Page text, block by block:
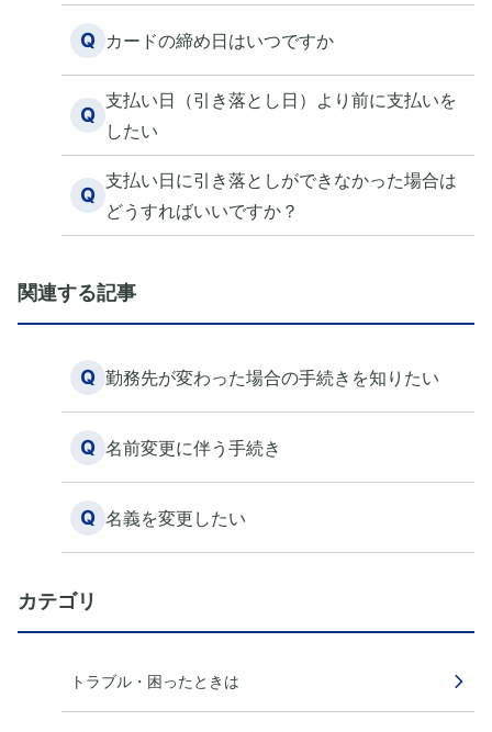
Q カードの締め日はいつですか
Q
支払い日（引き落とし日）より前に支払いを
したい
Q
支払い日に引き落としができなかった場合は
どうすればいいですか？
関連する記事
Q 勤務先が変わった場合の手続きを知りたい
Q 名前変更に伴う手続き
Q 名義を変更したい
カテゴリ
トラブル・困ったときは